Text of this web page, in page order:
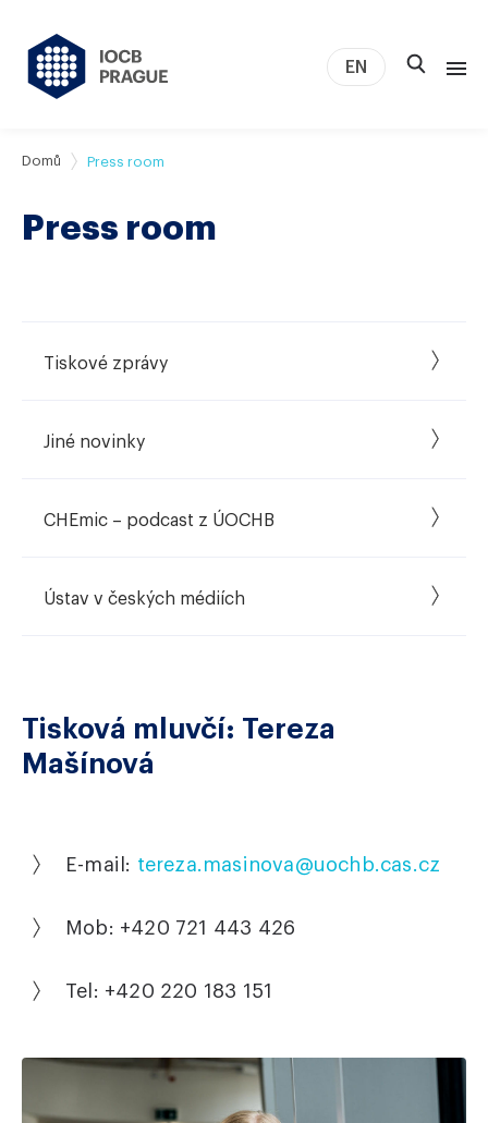
Novinky
EN
Domů Press room
Press room
Tiskové zprávy
Jiné novinky
CHEmic – podcast z ÚOCHB
Ústav v českých médiích
Tisková mluvčí: Tereza
Mašínová
E-mail: tereza.masinova@uochb.cas.cz
Mob: +420 721 443 426
Tel: +420 220 183 151